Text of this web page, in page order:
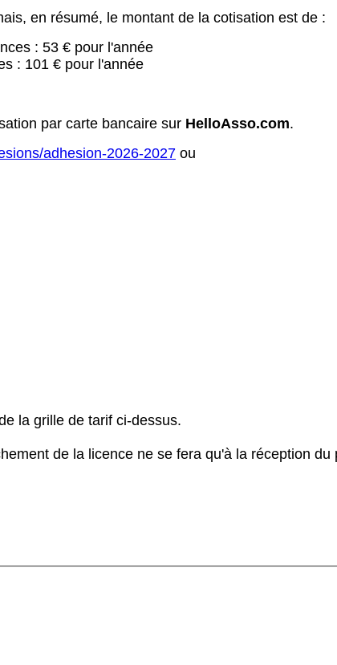
en résumé, le montant de la cotisation est de :
: 53 € pour l'année
: 101 € pour l'année
par carte bancaire sur HelloAsso.com.
adhesion-2026-2027 ou
la grille de tarif ci-dessus.
de la licence ne se fera qu'à la réception du